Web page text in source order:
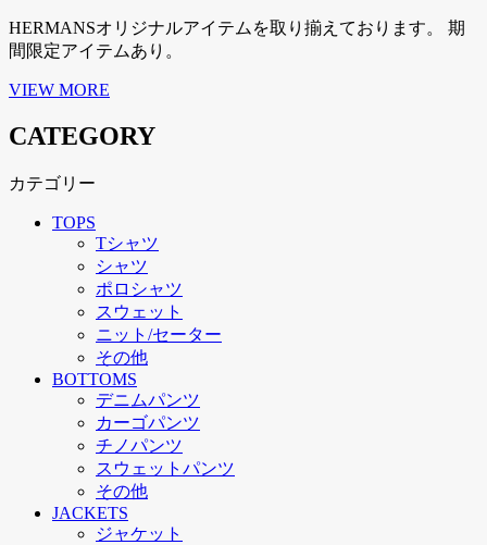
HERMANSオリジナルアイテムを取り揃えております。 期
間限定アイテムあり。
VIEW MORE
CATEGORY
カテゴリー
TOPS
Tシャツ
シャツ
ポロシャツ
スウェット
ニット/セーター
その他
BOTTOMS
デニムパンツ
カーゴパンツ
チノパンツ
スウェットパンツ
その他
JACKETS
ジャケット